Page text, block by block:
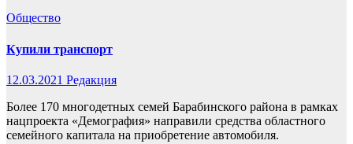
Общество
Купили транспорт
12.03.2021 Редакция
Более 170 многодетных семей Барабинского района в рамках
нацпроекта «Демография» направили средства областного
семейного капитала на приобретение автомобиля.